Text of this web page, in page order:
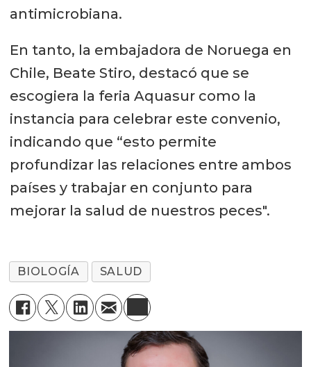
antimicrobiana.
En tanto, la embajadora de Noruega en
Chile, Beate Stiro, destacó que se
escogiera la feria Aquasur como la
instancia para celebrar este convenio,
indicando que “esto permite
profundizar las relaciones entre ambos
países y trabajar en conjunto para
mejorar la salud de nuestros peces".
BIOLOGÍA SALUD